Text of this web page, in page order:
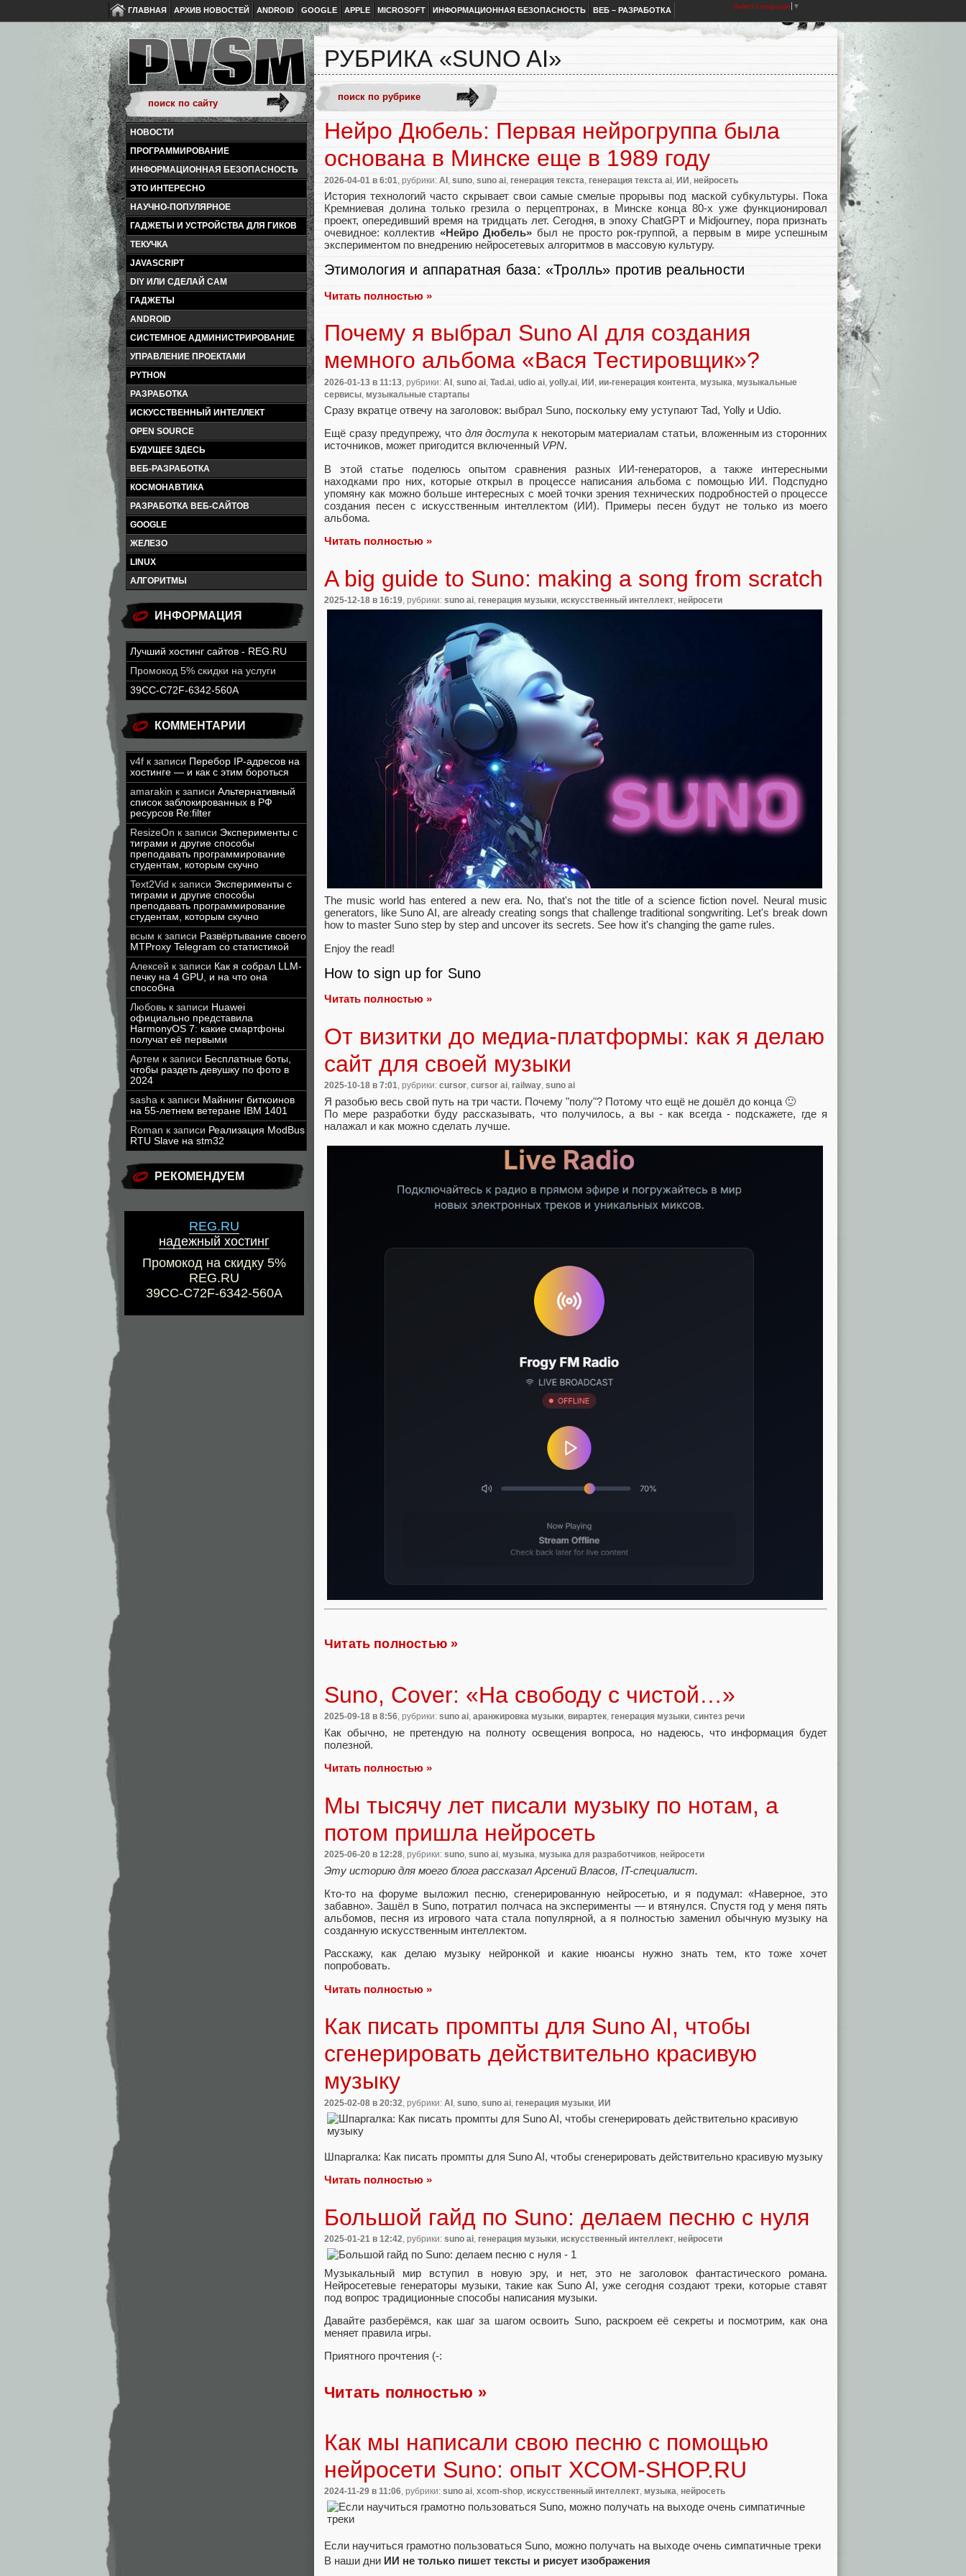
ГЛАВНАЯ АРХИВ НОВОСТЕЙ ANDROID GOOGLE APPLE MICROSOFT ИНФОРМАЦИОННАЯ БЕЗОПАСНОСТЬ ВЕБ – РАЗРАБОТКА Select Language ▼
НОВОСТИ
ПРОГРАММИРОВАНИЕ
ИНФОРМАЦИОННАЯ БЕЗОПАСНОСТЬ
ЭТО ИНТЕРЕСНО
НАУЧНО-ПОПУЛЯРНОЕ
ГАДЖЕТЫ И УСТРОЙСТВА ДЛЯ ГИКОВ
ТЕКУЧКА
JAVASCRIPT
DIY ИЛИ СДЕЛАЙ САМ
ГАДЖЕТЫ
ANDROID
СИСТЕМНОЕ АДМИНИСТРИРОВАНИЕ
УПРАВЛЕНИЕ ПРОЕКТАМИ
PYTHON
РАЗРАБОТКА
ИСКУССТВЕННЫЙ ИНТЕЛЛЕКТ
OPEN SOURCE
БУДУЩЕЕ ЗДЕСЬ
ВЕБ-РАЗРАБОТКА
КОСМОНАВТИКА
РАЗРАБОТКА ВЕБ-САЙТОВ
GOOGLE
ЖЕЛЕЗО
LINUX
АЛГОРИТМЫ
ИНФОРМАЦИЯ
Лучший хостинг сайтов - REG.RU
Промокод 5% скидки на услуги
39CC-C72F-6342-560A
КОММЕНТАРИИ
v4f к записи Перебор IP-адресов на
хостинге — и как с этим бороться
amarakin к записи Альтернативный
список заблокированных в РФ
ресурсов Re:filter
ResizeOn к записи Эксперименты с
тиграми и другие способы
преподавать программирование
студентам, которым скучно
Text2Vid к записи Эксперименты с
тиграми и другие способы
преподавать программирование
студентам, которым скучно
всым к записи Развёртывание своего
MTProxy Telegram со статистикой
Алексей к записи Как я собрал LLM-
печку на 4 GPU, и на что она
способна
Любовь к записи Huawei
официально представила
HarmonyOS 7: какие смартфоны
получат её первыми
Артем к записи Бесплатные боты,
чтобы раздеть девушку по фото в
2024
sasha к записи Майнинг биткоинов
на 55-летнем ветеране IBM 1401
Roman к записи Реализация ModBus
RTU Slave на stm32
РЕКОМЕНДУЕМ
REG.RU
надежный хостинг
Промокод на скидку 5%
REG.RU
39CC-C72F-6342-560A
РУБРИКА «SUNO AI»
Нейро Дюбель: Первая нейрогруппа была
основана в Минске еще в 1989 году
2026-04-01 в 6:01 , рубрики: AI suno suno ai генерация текста генерация текста ai ИИ нейросеть
История технологий часто скрывает свои самые смелые прорывы под маской субкультуры. Пока
Кремниевая долина только грезила о перцептронах, в Минске конца 80-х уже функционировал
проект, опередивший время на тридцать лет. Сегодня, в эпоху ChatGPT и Midjourney, пора признать
очевидное: коллектив «Нейро Дюбель» был не просто рок-группой, а первым в мире успешным
экспериментом по внедрению нейросетевых алгоритмов в массовую культуру.
Этимология и аппаратная база: «Тролль» против реальности
Читать полностью »
Почему я выбрал Suno AI для создания
мемного альбома «Вася Тестировщик»?
2026-01-13 в 11:13 , рубрики: AI suno ai Tad.ai udio ai yolly.ai ИИ ии-генерация контента музыка музыкальные
сервисы музыкальные стартапы
Сразу вкратце отвечу на заголовок: выбрал Suno, поскольку ему уступают Tad, Yolly и Udio.
Ещё сразу предупрежу, что для доступа к некоторым материалам статьи, вложенным из сторонних
источников, может пригодится включенный VPN.
В этой статье поделюсь опытом сравнения разных ИИ-генераторов, а также интересными
находками про них, которые открыл в процессе написания альбома с помощью ИИ. Подспудно
упомяну как можно больше интересных с моей точки зрения технических подробностей о процессе
создания песен с искусственным интеллектом (ИИ). Примеры песен будут не только из моего
альбома.
Читать полностью »
A big guide to Suno: making a song from scratch
2025-12-18 в 16:19, рубрики: suno ai, генерация музыки, искусственный интеллект, нейросети
The music world has entered a new era. No, that's not the title of a science fiction novel. Neural music
generators, like Suno AI, are already creating songs that challenge traditional songwriting. Let's break down
how to master Suno step by step and uncover its secrets. See how it's changing the game rules.
Enjoy the read!
How to sign up for Suno
Читать полностью »
От визитки до медиа-платформы: как я делаю
сайт для своей музыки
2025-10-18 в 7:01, рубрики: cursor, cursor ai, railway, suno ai
Я разобью весь свой путь на три части. Почему "полу"? Потому что ещё не дошёл до конца 🙂
По мере разработки буду рассказывать, что получилось, а вы - как всегда - подскажете, где я
налажал и как можно сделать лучше.
Читать полностью »
Suno, Cover: «На свободу с чистой…»
2025-09-18 в 8:56, рубрики: suno ai, аранжировка музыки, вирартек, генерация музыки, синтез речи
Как обычно, не претендую на полноту освещения вопроса, но надеюсь, что информация будет
полезной.
Читать полностью »
Мы тысячу лет писали музыку по нотам, а
потом пришла нейросеть
2025-06-20 в 12:28, рубрики: suno, suno ai, музыка, музыка для разработчиков, нейросети
Эту историю для моего блога рассказал Арсений Власов, IT-специалист.
Кто-то на форуме выложил песню, сгенерированную нейросетью, и я подумал: «Наверное, это
забавно». Зашёл в Suno, потратил полчаса на эксперименты — и втянулся. Спустя год у меня пять
альбомов, песня из игрового чата стала популярной, а я полностью заменил обычную музыку на
созданную искусственным интеллектом.
Расскажу, как делаю музыку нейронкой и какие нюансы нужно знать тем, кто тоже хочет
попробовать.
Читать полностью »
Как писать промпты для Suno AI, чтобы
сгенерировать действительно красивую
музыку
2025-02-08 в 20:32 , рубрики: AI suno suno ai генерация музыки ИИ
Шпаргалка: Как писать промпты для Suno AI, чтобы сгенерировать действительно красивую музыку
Читать полностью »
Большой гайд по Suno: делаем песню с нуля
2025-01-21 в 12:42, рубрики: suno ai, генерация музыки, искусственный интеллект, нейросети
Музыкальный мир вступил в новую эру, и нет, это не заголовок фантастического романа.
Нейросетевые генераторы музыки, такие как Suno AI, уже сегодня создают треки, которые ставят
под вопрос традиционные способы написания музыки.
Давайте разберёмся, как шаг за шагом освоить Suno, раскроем её секреты и посмотрим, как она
меняет правила игры.
Приятного прочтения (-:
Читать полностью »
Как мы написали свою песню с помощью
нейросети Suno: опыт XCOM-SHOP.RU
2024-11-29 в 11:06, рубрики: suno ai, xcom-shop, искусственный интеллект, музыка, нейросеть
Если научиться грамотно пользоваться Suno, можно получать на выходе очень симпатичные треки
В наши дни ИИ не только пишет тексты и рисует изображения